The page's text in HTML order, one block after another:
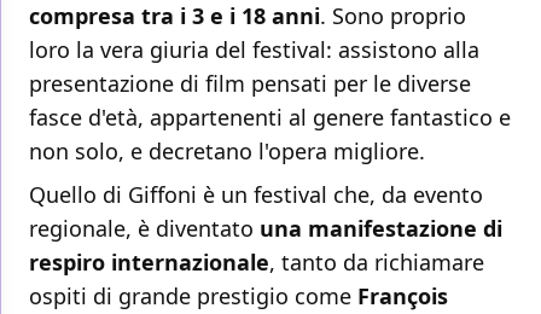
compresa tra i 3 e i 18 anni. Sono proprio
loro la vera giuria del festival: assistono alla
presentazione di film pensati per le diverse
fasce d'età, appartenenti al genere fantastico e
non solo, e decretano l'opera migliore.
Quello di Giffoni è un festival che, da evento
regionale, è diventato una manifestazione di
respiro internazionale, tanto da richiamare
ospiti di grande prestigio come François